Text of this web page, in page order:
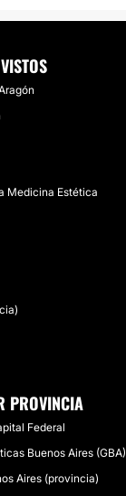
Medicina Estética
PROVINCIA
Federal
Buenos Aires (GBA)
Aires (provincia)